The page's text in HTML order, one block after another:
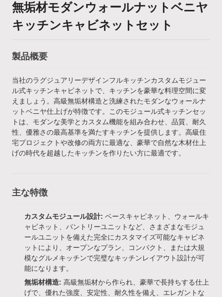
無垢材モダンウォールナットベニヤ
キッチンキャビネットセット
製品概要
当社のラグジュアリーデザインフルキッチンカスタムモジュー
ル式キッチンキャビネットで、キッチンを豪華な料理空間に変
えましょう。高級無垢材構造と洗練されたモダンなウォールナ
ットベニヤ仕上げが特徴です。このモジュール式キッチンセッ
トは、モダンな美学とカスタム機能を組み合わせ、品質、耐久
性、優雅さの最高基準を満たすキッチンを提供します。高級住
宅プロジェクトや改修の両方に最適な、豪華で自然な木材仕上
げの時代を超越したキッチンを作りたい方に最適です。
主な特徴
カスタムモジュール設計: ベースキャビネット、ウォールキ
ャビネット、パントリーユニットなど、さまざまなモジュ
ールユニットを備えた完全にカスタマイズ可能なキャビネ
ットにより、オープンなプラン、コンパクト、または大規
模なグルメキッチンで完璧なキッチンレイアウト設計が可
能になります。
無垢材構造: 高級無垢材から作られ、豪華で長持ちする仕上
げで、優れた強度、安定性、耐久性を備え、エレガントな